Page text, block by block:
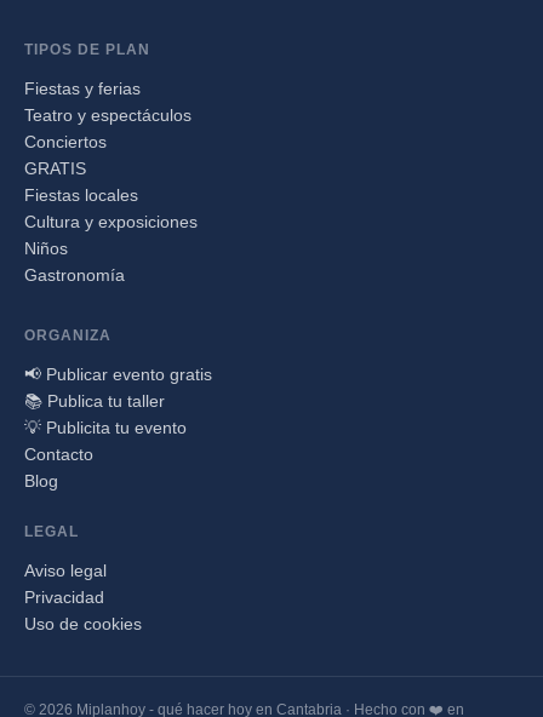
TIPOS DE PLAN
Fiestas y ferias
Teatro y espectáculos
Conciertos
GRATIS
Fiestas locales
Cultura y exposiciones
Niños
Gastronomía
ORGANIZA
📢 Publicar evento gratis
📚 Publica tu taller
💡 Publicita tu evento
Contacto
Blog
LEGAL
Aviso legal
Privacidad
Uso de cookies
© 2026 Miplanhoy - qué hacer hoy en Cantabria · Hecho con ❤️ en